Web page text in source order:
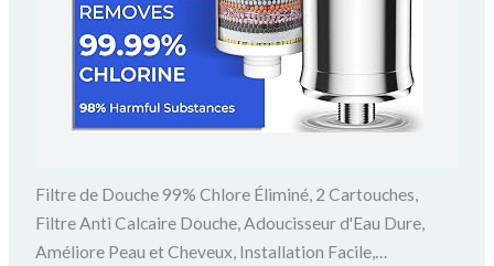
Filtre de Douche 99% Chlore Éliminé, 2 Cartouches,
Filtre Anti Calcaire Douche, Adoucisseur d'Eau Dure,
Améliore Peau et Cheveux, Installation Facile,